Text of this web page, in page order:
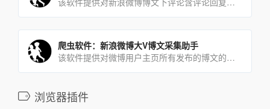
爬虫软件：新浪微博大V博文采集助手
该软件提供对微博用户主页所有发布的博文的采集下载。字段有：微博正文，mid，uid，bid，博文链接(评论链接[…]
浏览器插件